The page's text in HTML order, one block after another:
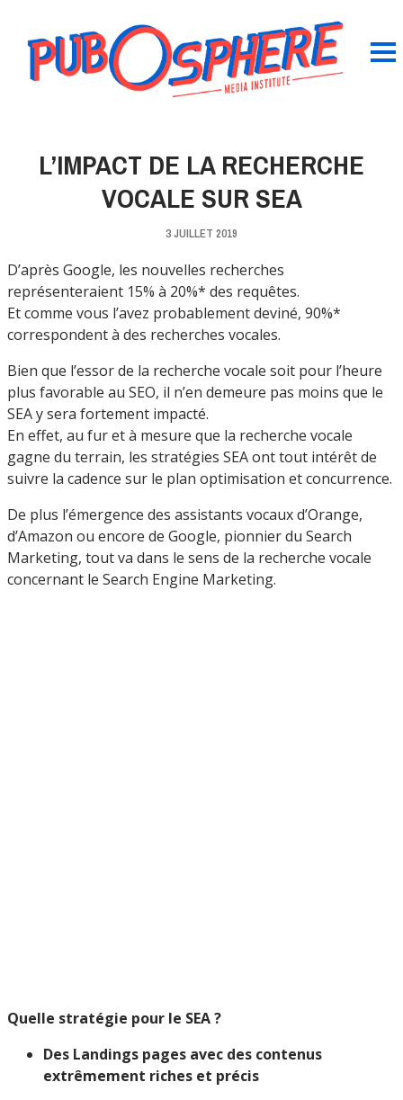
L’IMPACT DE LA RECHERCHE
VOCALE SUR SEA
3 JUILLET 2019
D’après Google, les nouvelles recherches
représenteraient 15% à 20%* des requêtes.
Et comme vous l’avez probablement deviné, 90%*
correspondent à des recherches vocales.
Bien que l’essor de la recherche vocale soit pour l’heure
plus favorable au SEO, il n’en demeure pas moins que le
SEA y sera fortement impacté.
En effet, au fur et à mesure que la recherche vocale
gagne du terrain, les stratégies SEA ont tout intérêt de
suivre la cadence sur le plan optimisation et concurrence.
De plus l’émergence des assistants vocaux d’Orange,
d’Amazon ou encore de Google, pionnier du Search
Marketing, tout va dans le sens de la recherche vocale
concernant le Search Engine Marketing.
Quelle stratégie pour le SEA ?
Des Landings pages avec des contenus
extrêmement riches et précis